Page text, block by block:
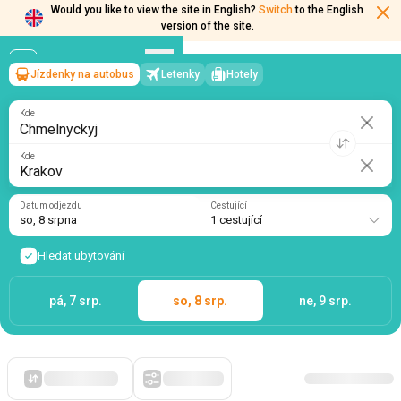
Would you like to view the site in English? Switch to the English
version of the site.
Chmelnyckyj→Krakov
so, 8 srpna/1 cestující
Jízdenky na autobus Letenky Hotely
Kde
Kde
Datum odjezdu
so, 8 srpna
Cestující
1 cestující
Hledat ubytování
pá, 7 srp. so, 8 srp. ne, 9 srp.